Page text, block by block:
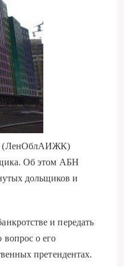
(ЛенОблАИЖК)
Об этом АБН
дольщиков и
и передать
о его
претендентах.